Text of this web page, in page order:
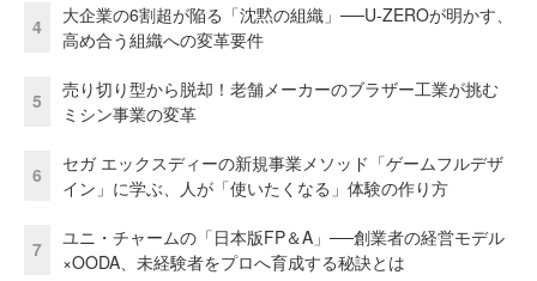
4
大企業の6割超が陥る「沈黙の組織」──U-ZEROが明かす、
高め合う組織への変革要件
5
売り切り型から脱却！老舗メーカーのブラザー工業が挑む
ミシン事業の変革
6
セガ エックスディーの新規事業メソッド「ゲームフルデザ
イン」に学ぶ、人が「使いたくなる」体験の作り方
7
ユニ・チャームの「日本版FP＆A」──創業者の経営モデル
×OODA、未経験者をプロへ育成する秘訣とは